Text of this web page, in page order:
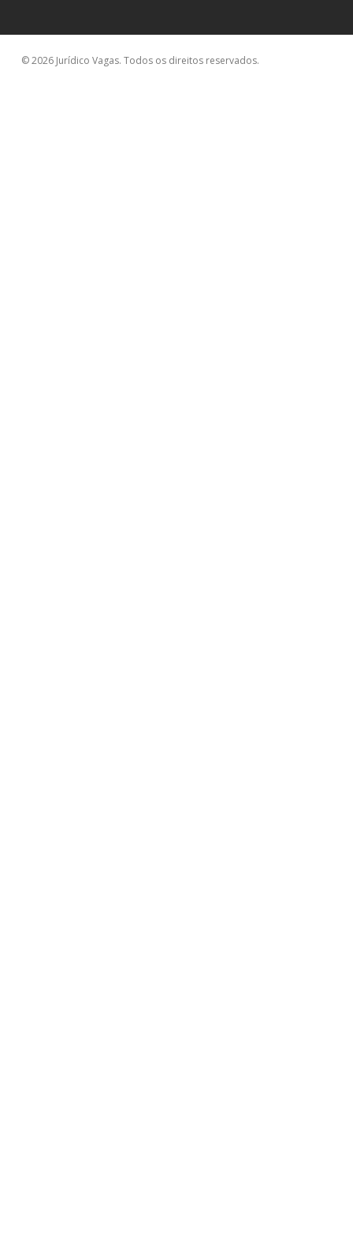
© 2026 Jurídico Vagas. Todos os direitos reservados.